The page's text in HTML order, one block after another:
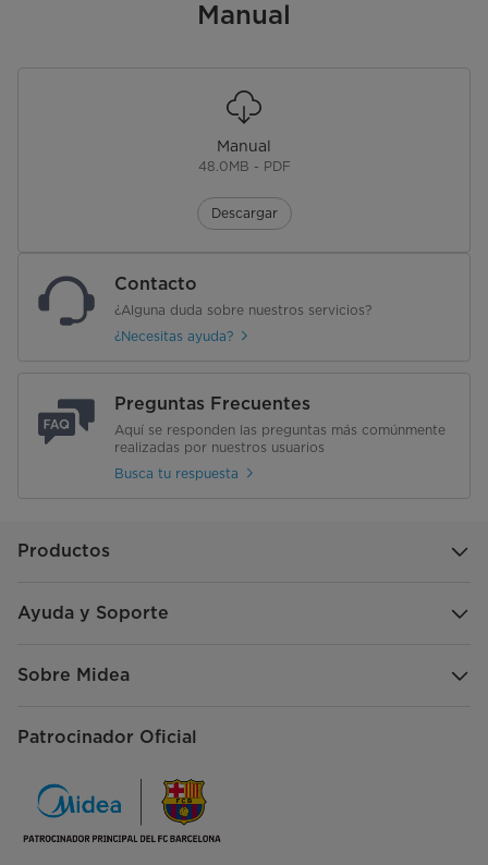
Manual
Manual
48.0MB - PDF
Descargar
Contacto
¿Alguna duda sobre nuestros servicios?
¿Necesitas ayuda?
Preguntas Frecuentes
Aquí se responden las preguntas más comúnmente
realizadas por nuestros usuarios
Busca tu respuesta
Productos
Ayuda y Soporte
Sobre Midea
Patrocinador Oficial